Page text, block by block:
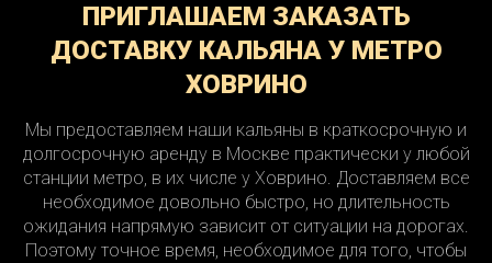
ПРИГЛАШАЕМ ЗАКАЗАТЬ
ДОСТАВКУ КАЛЬЯНА У МЕТРО
ХОВРИНО
Мы предоставляем наши кальяны в краткосрочную и
долгосрочную аренду в Москве практически у любой
станции метро, в их числе у Ховрино. Доставляем все
необходимое довольно быстро, но длительность
ожидания напрямую зависит от ситуации на дорогах.
Поэтому точное время, необходимое для того, чтобы